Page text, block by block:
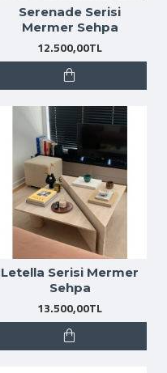
Serenade Serisi
Mermer Sehpa
12.500,00TL
Letella Serisi Mermer
Sehpa
13.500,00TL